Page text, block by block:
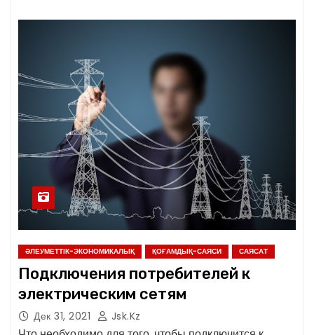
ӘЛЕУМЕТТІК-ЭКОНОМИКАЛЫҚ ҚОҒАМДЫҚ-САЯСИ САЯСАТ
Подключения потребителей к
электрическим сетям
Дек 31, 2021 Jsk.kz